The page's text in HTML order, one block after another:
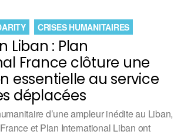
Liban : Plan
France clôture une
essentielle au service
déplacées
CRISES HUMANITAIRES
d’une ampleur inédite au Liban,
et Plan International Liban ont